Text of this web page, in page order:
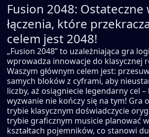
Fusion 2048: Ostateczne
łączenia, które
celem jest 2048!
„Fusion 2048” to uzależniająca gra
wprowadza innowacje do klasycznej
Waszym głównym celem jest:
samych bloków z cyframi, aby
liczby, aż osiągniecie legendarny cel –
wyzwanie nie kończy się na tym! Gra
trybie klasycznym doświadczycie
trybie graficznym musicie planować
kształtach pojemników, co stanowi